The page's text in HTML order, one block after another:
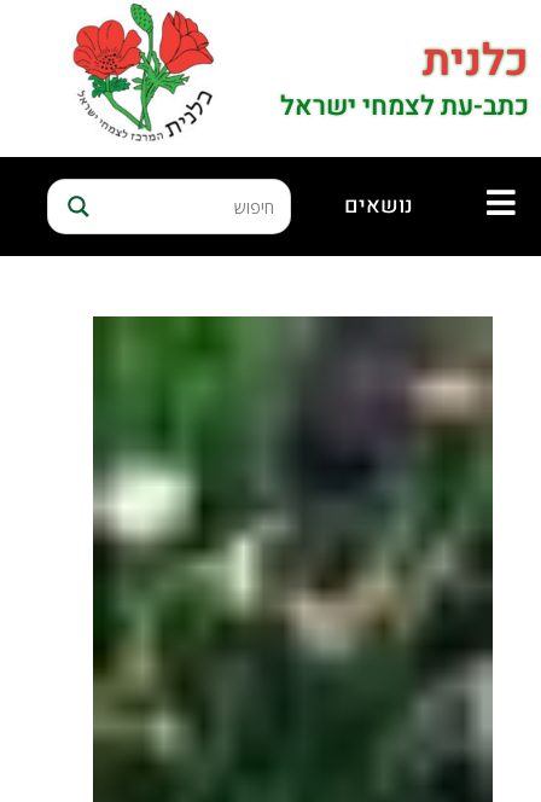
כלנית
כתב-עת לצמחי ישראל
נושאים